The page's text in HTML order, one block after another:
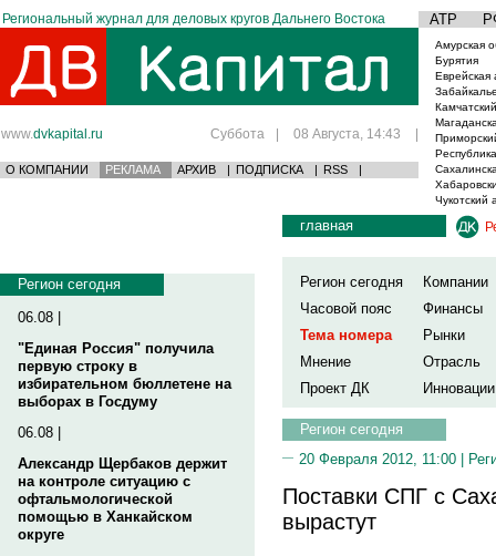
Региональный журнал для деловых кругов Дальнего Востока АТР
www.dvkapital.ru Суббота | 08 Августа, 14:43 |
О КОМПАНИИ РЕКЛАМА АРХИВ | ПОДПИСКА | RSS |
Амурская
Бурятия
Еврейская
Чукотский
Регион сегодня
06.08 |
"Единая Россия" получила
первую строку в
избирательном бюллетене на
выборах в Госдуму
06.08 |
Александр Щербаков держит
на контроле ситуацию с
офтальмологической
помощью в Ханкайском
округе
главная
Регион сегодня
Компании
Часовой пояс
Финансы
Тема номера
Рынки
Мнение
Отрасль
Проект ДК
Инновации
Регион сегодня
20 Февраля 2012, 11:00 |
Поставки СПГ с
вырастут